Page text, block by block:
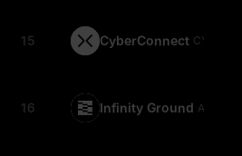
15 CyberConnect CYBER
16 Infinity Ground AIN